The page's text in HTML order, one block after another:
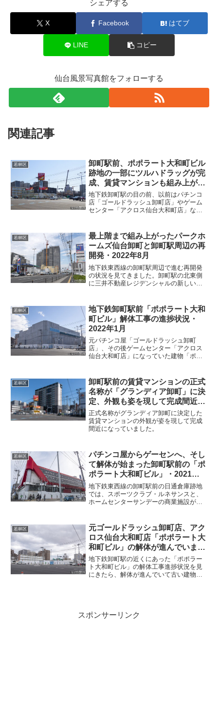
シェアする
X Facebook はてブ
LINE コピー
仙台風景写真館をフォローする
関連記事
若林区
卸町駅前、ポポラート大和町ビル
跡地の一部にツルハドラッグが完
成、賃貸マンションも組み上がっ
てきました・2025年3月
地下鉄卸町駅の目の前、以前はパチンコ
店「ゴールドラッシュ卸町店」やゲーム
センター「アクロス仙台大和町店」など
の新店舗が建設されました。ポポラート
大和町ビル跡地には、山一地...
若林区
最上階まで組み上がったパークホ
ームズ仙台卸町と卸町駅周辺の再
開発・2022年8月
地下鉄東西線の卸町駅周辺で進む再開発
の状況を見てきました。卸町駅の北東側
に三井不動産レジデンシャルの新しい高
撮影。最上階の24階まで組み上がってい
て建物の大きさがわかる...
若林区
地下鉄卸町駅前「ポポラート大和
町ビル」解体工事の進捗状況・
2022年1月
元パチンコ屋「ゴールドラッシュ卸町
店」、その後ゲームセンター「アクロス
仙台大和町店」になっていた建物「ポポ
の南側の場所にあったビルです。昨年12
月に見た時には古い建物が...
若林区
卸町駅前の賃貸マンションの正式
名称が「グランディア卸町」に決
定、外観も姿を現して完成間近に
なっていました・2026年4月
正式名称がグランディア卸町に決定した
賃貸マンションの外観が姿を現して完成
間近になっていました。
若林区
パチンコ屋からゲーセンへ、そし
て解体が始まった卸町駅前の「ポ
ポラート大和町ビル」・2021年
12月
地下鉄東西線の卸町駅前の日通倉庫跡地
では、スポーツクラブ・ルネサンスと、
ホームセンターサンデーの商業施設が建
ドラッシュ卸町店」というパチンコ屋で
したが、2006年に「ア...
若林区
元ゴールドラッシュ卸町店、アク
ロス仙台大和町店「ポポラート大
和町ビル」の解体が進んでいまし
た・2022年3月
地下鉄卸町駅の近くにあった「ポポラー
ト大和町ビル」の解体工事進捗状況を見
にきたら、解体が進んでいて古い建物の
スポンサーリンク